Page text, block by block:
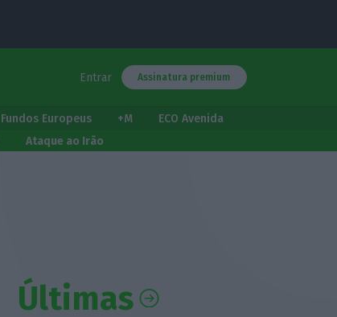
Entrar Assinatura premium
Fundos Europeus +M
ECO Avenida
Ataque ao Irão
Últimas